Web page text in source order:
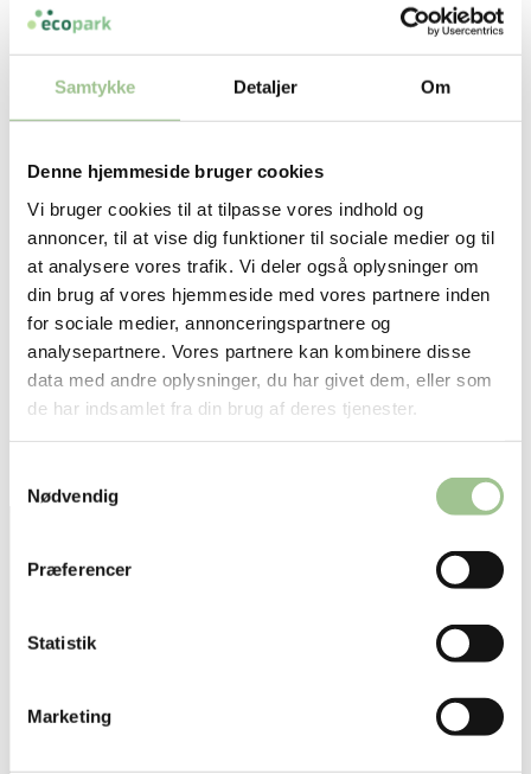
Samtykke Detaljer Om
Denne hjemmeside bruger cookies
Vi bruger cookies til at tilpasse vores indhold og
annoncer, til at vise dig funktioner til sociale medier og til
at analysere vores trafik. Vi deler også oplysninger om
din brug af vores hjemmeside med vores partnere inden
for sociale medier, annonceringspartnere og
analysepartnere. Vores partnere kan kombinere disse
data med andre oplysninger, du har givet dem, eller som
de har indsamlet fra din brug af deres tjenester.
Nødvendig
Præferencer
Statistik
Marketing
samarbejdspartner Clavis
Erhvervspsykologi
Download programmet her